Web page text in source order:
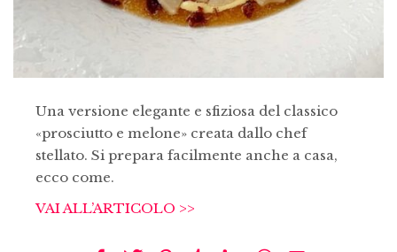
Una versione elegante e sfiziosa del classico
«prosciutto e melone» creata dallo chef
stellato. Si prepara facilmente anche a casa,
ecco come.
VAI ALL’ARTICOLO >>